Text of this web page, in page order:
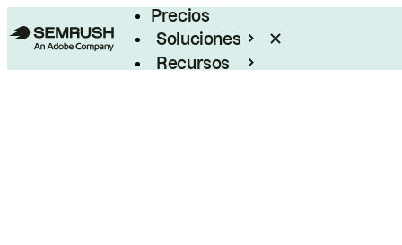
Precios
Soluciones
Recursos